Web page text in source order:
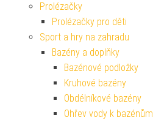
Prolézačky
Prolézačky pro děti
Sport a hry na zahradu
Bazény a doplňky
Bazénové podložky
Kruhové bazény
Obdélníkové bazény
Ohřev vody k bazénům